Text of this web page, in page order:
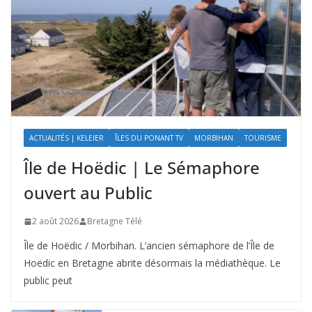
ACTUALITÉS | KELEIER ÎLES DU PONANT TV MORBIHAN TOURISME
Île de Hoëdic | Le Sémaphore
ouvert au Public
2 août 2026 Bretagne Télé
Île de Hoëdic / Morbihan. L’ancien sémaphore de l’Île de
Hoëdic en Bretagne abrite désormais la médiathèque. Le
public peut